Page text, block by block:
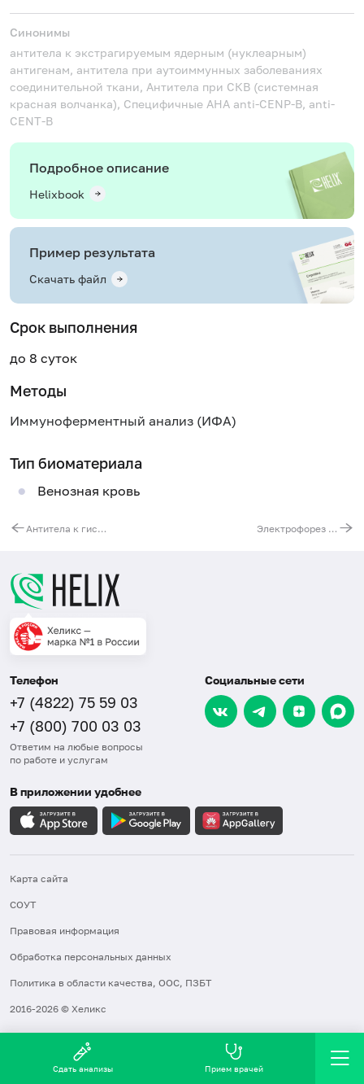
Синонимы
антитела к экстрагируемым ядерным (нуклеарным)
антигенам, антитела при аутоиммунных заболеваниях
соединительной ткани, Антитела при СКВ (системная
красная волчанка), Специфичные АНА anti-CENP-B, anti-
CENT-B
Подробное описание
Helixbook
Пример результата
Скачать файл
Срок выполнения
до 8 суток
Методы
Иммуноферментный анализ (ИФА)
Тип биоматериала
Венозная кровь
Антитела к гистонам Электрофорез липидов с расчетом триглицеридов
Телефон
+7 (4822) 75 59 03
+7 (800) 700 03 03
Ответим на любые вопросы
по работе и услугам
Социальные сети
В приложении удобнее
Карта сайта
СОУТ
Правовая информация
Обработка персональных данных
Политика в области качества, ООС, ПЗБТ
2016-2026 © Хеликс
Сдать анализы Прием врачей